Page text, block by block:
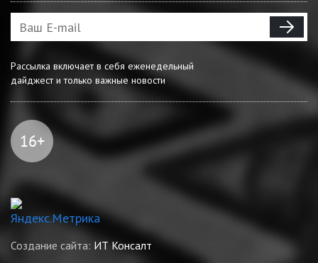
Рассылка включает в себя еженедельный
дайджест и только важные новости
Создание сайта: ИТ Консалт